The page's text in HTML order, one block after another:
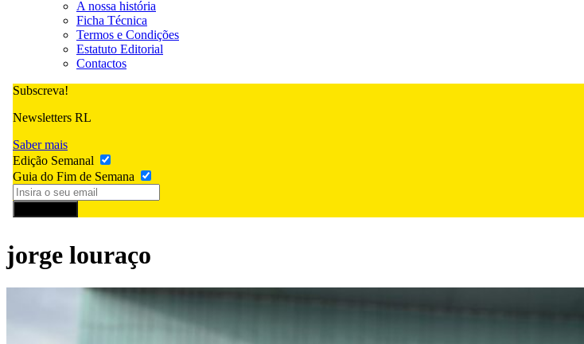
A nossa história
Ficha Técnica
Termos e Condições
Estatuto Editorial
Contactos
Subscreva!
Newsletters RL
Saber mais
Edição Semanal
Guia do Fim de Semana
jorge louraço